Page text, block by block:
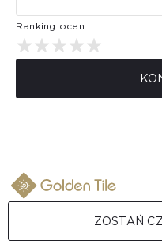
Ranking ocen
ZOSTAŃ